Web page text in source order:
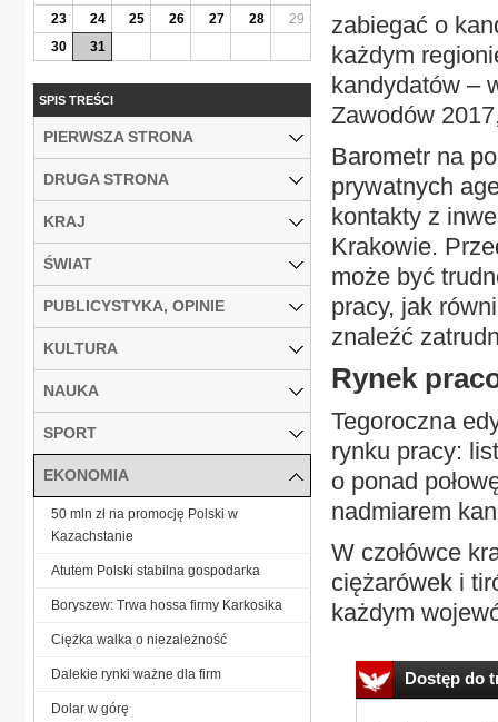
zabiegać o
każdym
kandydatów –
Zawodów
Barometr na
prywatnych
kontakty z
Krakowie.
może być
pracy, jak
znaleźć
Rynek
Tegoroczna
rynku pracy:
o ponad
nadmiarem
W czołówce
ciężarówek i
każdym
Dostęp do
23
24 25 26 27 28
29
30
31
SPIS TREŚCI
PIERWSZA STRONA
DRUGA STRONA
KRAJ
ŚWIAT
PUBLICYSTYKA, OPINIE
KULTURA
NAUKA
SPORT
EKONOMIA
50 mln zł na promocję Polski w
Kazachstanie
Atutem Polski stabilna gospodarka
Boryszew: Trwa hossa firmy Karkosika
Ciężka walka o niezależność
Dalekie rynki ważne dla firm
Dolar w górę